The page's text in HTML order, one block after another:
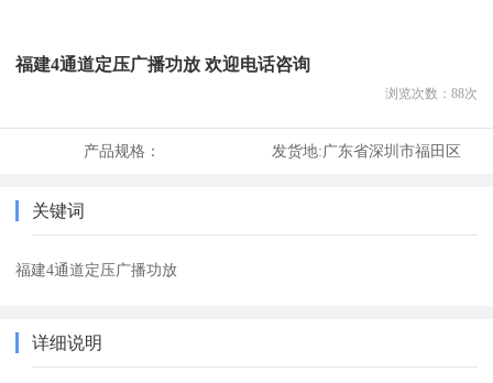
福建4通道定压广播功放 欢迎电话咨询
浏览次数： 88次
产品规格： 发货地:广东省深圳市福田区
关键词
福建4通道定压广播功放
详细说明